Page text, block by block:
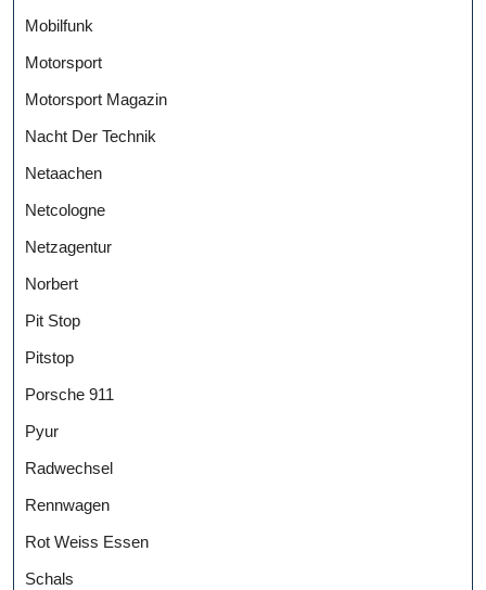
Mobilfunk
Motorsport
Motorsport Magazin
Nacht Der Technik
Netaachen
Netcologne
Netzagentur
Norbert
Pit Stop
Pitstop
Porsche 911
Pyur
Radwechsel
Rennwagen
Rot Weiss Essen
Schals